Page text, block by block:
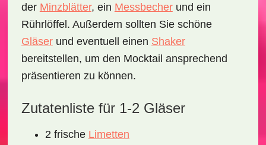
der Minzblätter, ein Messbecherund ein
Rührlöffel . Außerdem sollten Sie schöne
Gläserund eventuell einen Shaker
bereitstellen, um den Mocktail ansprechend
präsentieren zu können.
Zutatenliste für 1-2 Gläser
2 frische Limetten